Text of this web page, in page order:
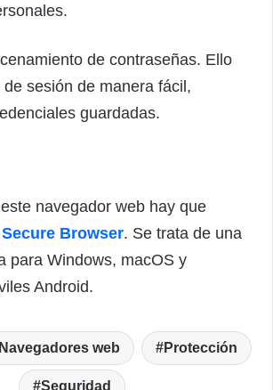
de contraseñas. Ello
sesión de manera fácil,
guardadas.
navegador web hay que
Secure Browser. Se trata de una
para Windows, macOS y
Android.
web Protección
Seguridad